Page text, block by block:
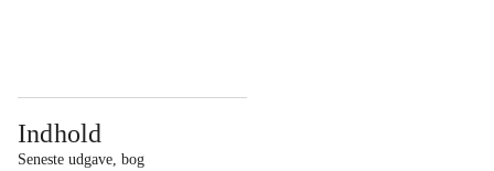
Indhold
Seneste udgave, bog